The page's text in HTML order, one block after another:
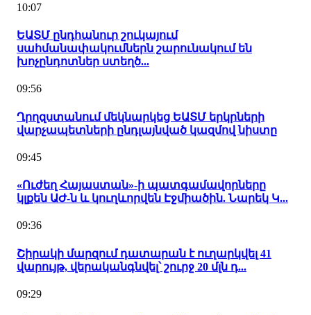
10:07
ԵԱՏՄ ընդհանուր շուկայում
սահմանափակումներն շարունակում են
խոչընդոտներ ստեղծ...
09:56
Ղրղզստանում մեկնարկեց ԵԱՏՄ երկրների
վարչապետների ընդլայնված կազմով նիստը
09:45
«Ուժեղ Հայաստան»-ի պատգամավորները
կլքեն ԱԺ-ն և կուղևորվեն Էջմիածին. Նարեկ Կ...
09:36
Շիրակի մարզում դատարան է ուղարկվել 41
վարույթ, վերականգնվել՝ շուրջ 20 մլն դ...
09:29